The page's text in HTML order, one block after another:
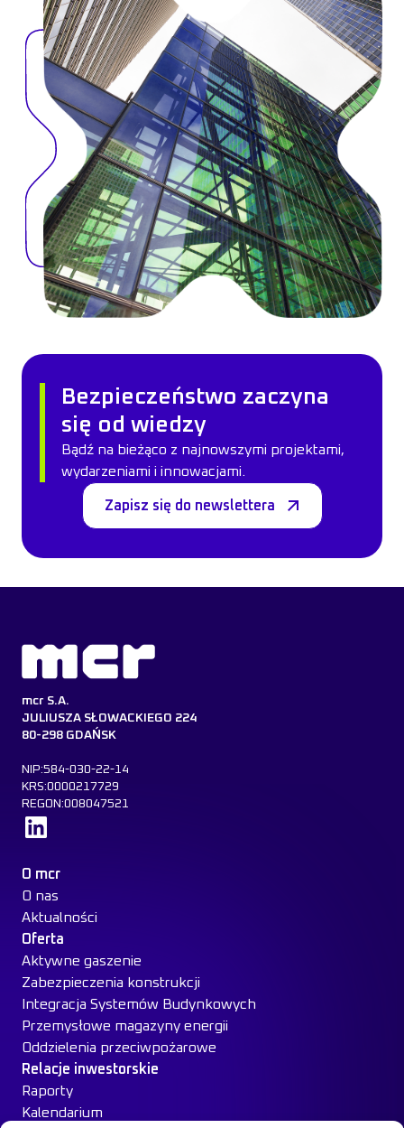
Bezpieczeństwo zaczyna
się od wiedzy
Bądź na bieżąco z najnowszymi projektami,
wydarzeniami i innowacjami.
Zapisz się do newslettera
mcr S.A.
JULIUSZA SŁOWACKIEGO 224
80-298 GDAŃSK
NIP:584-030-22-14
KRS:0000217729
REGON:008047521
O mcr
O nas
Aktualności
Oferta
Aktywne gaszenie
Zabezpieczenia konstrukcji
Integracja Systemów Budynkowych
Przemysłowe magazyny energii
Oddzielenia przeciwpożarowe
Relacje inwestorskie
Raporty
Kalendarium